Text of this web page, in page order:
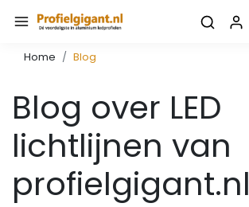
Home Blog
Blog over LED
lichtlijnen van
profielgigant.nl